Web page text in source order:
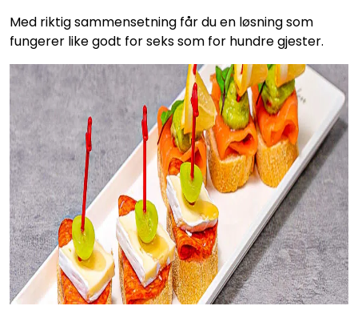
Med riktig sammensetning får du en løsning som
fungerer like godt for seks som for hundre gjester.